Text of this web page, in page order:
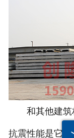
和其他建筑
抗震性能是它们